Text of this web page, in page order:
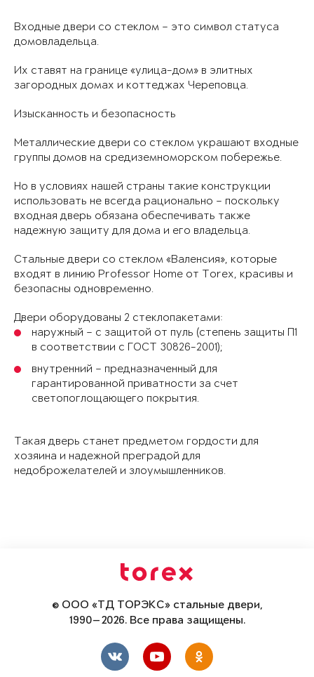
Входные двери со стеклом – это символ статуса
домовладельца.
Их ставят на границе «улица-дом» в элитных
загородных домах и коттеджах Череповца.
Изысканность и безопасность
Металлические двери со стеклом украшают входные
группы домов на средиземноморском побережье.
Но в условиях нашей страны такие конструкции
использовать не всегда рационально – поскольку
входная дверь обязана обеспечивать также
надежную защиту для дома и его владельца.
Стальные двери со стеклом «Валенсия», которые
входят в линию Professor Home от Torex, красивы и
безопасны одновременно.
Двери оборудованы 2 стеклопакетами:
наружный – с защитой от пуль (степень защиты П1
в соответствии с ГОСТ 30826-2001);
внутренний – предназначенный для
гарантированной приватности за счет
светопоглощающего покрытия.
Такая дверь станет предметом гордости для
хозяина и надежной преградой для
недоброжелателей и злоумышленников.
© ООО «ТД ТОРЭКС» стальные двери,
1990—2026. Все права защищены.